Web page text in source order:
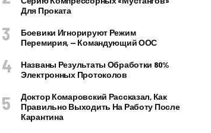
Для Проката
Боевики Игнорируют Режим
Перемирия, — Командующий ООС
Названы Результаты Обработки 80%
Электронных Протоколов
Доктор Комаровский Рассказал, Как
Правильно Выходить На Работу После
Карантина